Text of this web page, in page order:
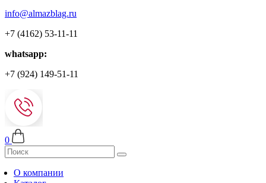
info@almazblag.ru
+7 (4162) 53-11-11
whatsapp:
+7 (924) 149-51-11
0
О компании